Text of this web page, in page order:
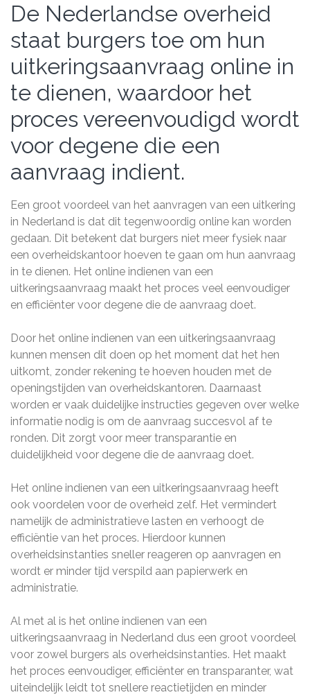
De Nederlandse overheid
staat burgers toe om hun
uitkeringsaanvraag online in
te dienen, waardoor het
proces vereenvoudigd wordt
voor degene die een
aanvraag indient.
Een groot voordeel van het aanvragen van een uitkering
in Nederland is dat dit tegenwoordig online kan worden
gedaan. Dit betekent dat burgers niet meer fysiek naar
een overheidskantoor hoeven te gaan om hun aanvraag
in te dienen. Het online indienen van een
uitkeringsaanvraag maakt het proces veel eenvoudiger
en efficiënter voor degene die de aanvraag doet.
Door het online indienen van een uitkeringsaanvraag
kunnen mensen dit doen op het moment dat het hen
uitkomt, zonder rekening te hoeven houden met de
openingstijden van overheidskantoren. Daarnaast
worden er vaak duidelijke instructies gegeven over welke
informatie nodig is om de aanvraag succesvol af te
ronden. Dit zorgt voor meer transparantie en
duidelijkheid voor degene die de aanvraag doet.
Het online indienen van een uitkeringsaanvraag heeft
ook voordelen voor de overheid zelf. Het vermindert
namelijk de administratieve lasten en verhoogt de
efficiëntie van het proces. Hierdoor kunnen
overheidsinstanties sneller reageren op aanvragen en
wordt er minder tijd verspild aan papierwerk en
administratie.
Al met al is het online indienen van een
uitkeringsaanvraag in Nederland dus een groot voordeel
voor zowel burgers als overheidsinstanties. Het maakt
het proces eenvoudiger, efficiënter en transparanter, wat
uiteindelijk leidt tot snellere reactietijden en minder